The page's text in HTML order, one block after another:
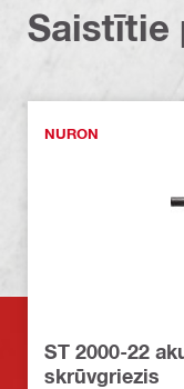
Saistītie
NURON
ST 2000-22
skrūvgriezis